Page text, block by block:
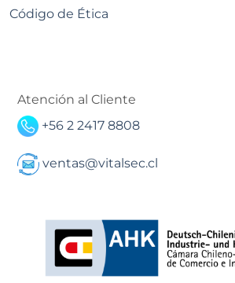
Código de Ética
Atención al Cliente
+56 2 2417 8808
ventas@vitalsec.cl